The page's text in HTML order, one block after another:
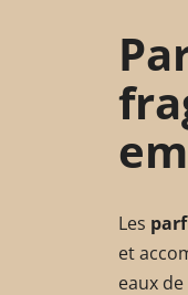
Les
et
eaux